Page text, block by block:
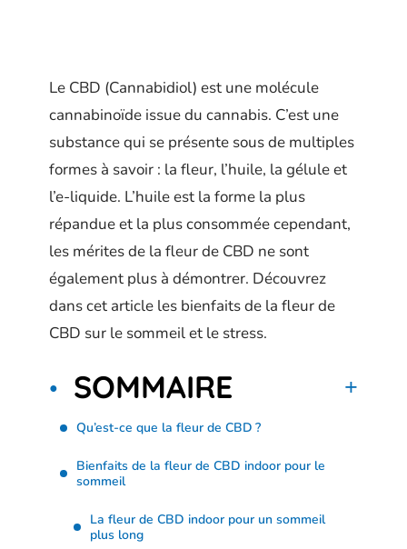
Le CBD (Cannabidiol) est une molécule
cannabinoïde issue du cannabis. C’est une
substance qui se présente sous de multiples
formes à savoir : la fleur, l’huile, la gélule et
l’e-liquide. L’huile est la forme la plus
répandue et la plus consommée cependant,
les mérites de la fleur de CBD ne sont
également plus à démontrer. Découvrez
dans cet article les bienfaits de la fleur de
CBD sur le sommeil et le stress.
SOMMAIRE
Qu’est-ce que la fleur de CBD ?
Bienfaits de la fleur de CBD indoor pour le
sommeil
La fleur de CBD indoor pour un sommeil
plus long